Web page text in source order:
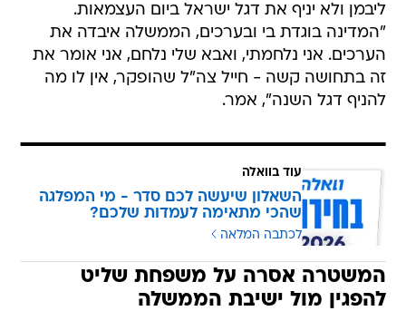
ליבמן ולא יניף את דגל ישראל ביום העצמאות.
"המדינה בוגדת בי ובערכים, הממשלה איבדה את
הערכים. אני נלחמתי, ואבא שלי נלחם, אני אומר את
זה בתחושה קשה - חייל צה"ל שהופקר, אין לו מה
להניף דגל השנה", אמר.
עוד בוואלה
השאלון שיעשה לכם סדר - מי המפלגה
שהכי מתאימה לעמדות שלכם?
לכתבה המלאה
המשטרה אסרה על משפחת שליט
להפגין מול ישיבת הממשלה